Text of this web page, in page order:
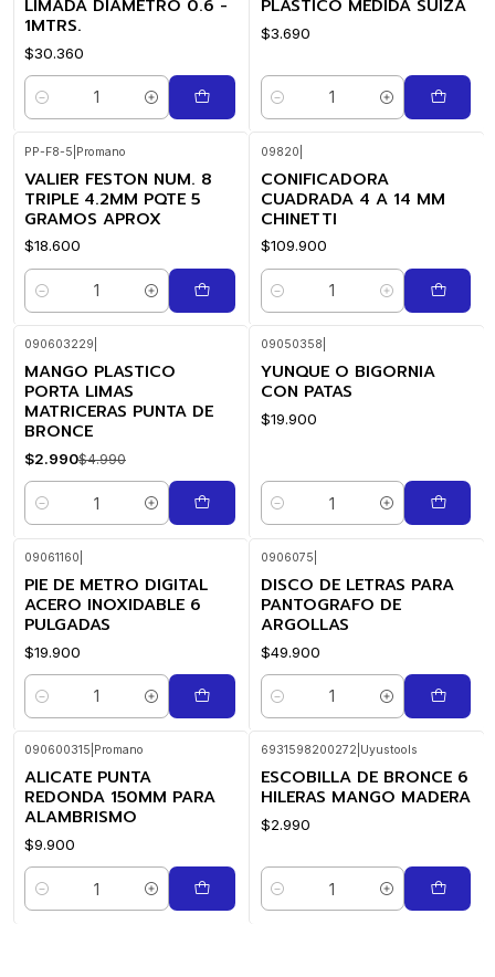
LIMADA DIAMETRO 0.6 -
1MTRS.
$30.360
Cantidad
PLASTICO MEDIDA SUIZA
$3.690
Cantidad
PP-F8-5 Promano
VALIER FESTON NUM. 8
TRIPLE 4.2MM PQTE 5
GRAMOS APROX
$18.600
Cantidad
09820
CONIFICADORA
CUADRADA 4 A 14 MM
CHINETTI
$109.900
Cantidad
-40%
OFF
090603229
MANGO PLASTICO
PORTA LIMAS
MATRICERAS PUNTA DE
BRONCE
$2.990$4.990
Cantidad
09050358
YUNQUE O BIGORNIA
CON PATAS
$19.900
Cantidad
09061160
PIE DE METRO DIGITAL
ACERO INOXIDABLE 6
PULGADAS
$19.900
Cantidad
0906075
DISCO DE LETRAS PARA
PANTOGRAFO DE
ARGOLLAS
$49.900
Cantidad
090600315 Promano
ALICATE PUNTA
REDONDA 150MM PARA
ALAMBRISMO
$9.900
Cantidad
6931598200272 Uyustools
ESCOBILLA DE BRONCE 6
HILERAS MANGO MADERA
$2.990
Cantidad